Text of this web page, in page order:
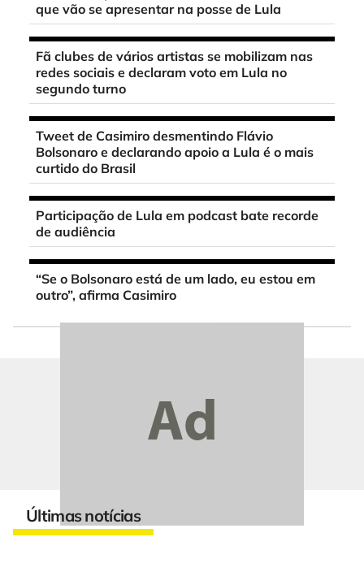
que vão se apresentar na posse de Lula
Fã clubes de vários artistas se mobilizam nas
redes sociais e declaram voto em Lula no
segundo turno
Tweet de Casimiro desmentindo Flávio
Bolsonaro e declarando apoio a Lula é o mais
curtido do Brasil
Participação de Lula em podcast bate recorde
de audiência
“Se o Bolsonaro está de um lado, eu estou em
outro”, afirma Casimiro
Últimas notícias